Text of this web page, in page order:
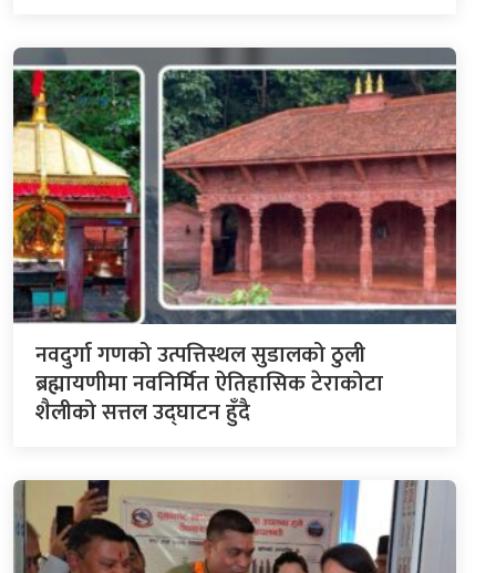
नवदुर्गा गणको उत्पत्तिस्थल सुडालको ठुली
ब्रह्मायणीमा नवनिर्मित ऐतिहासिक टेराकोटा
शैलीको सत्तल उद्घाटन हुँदै